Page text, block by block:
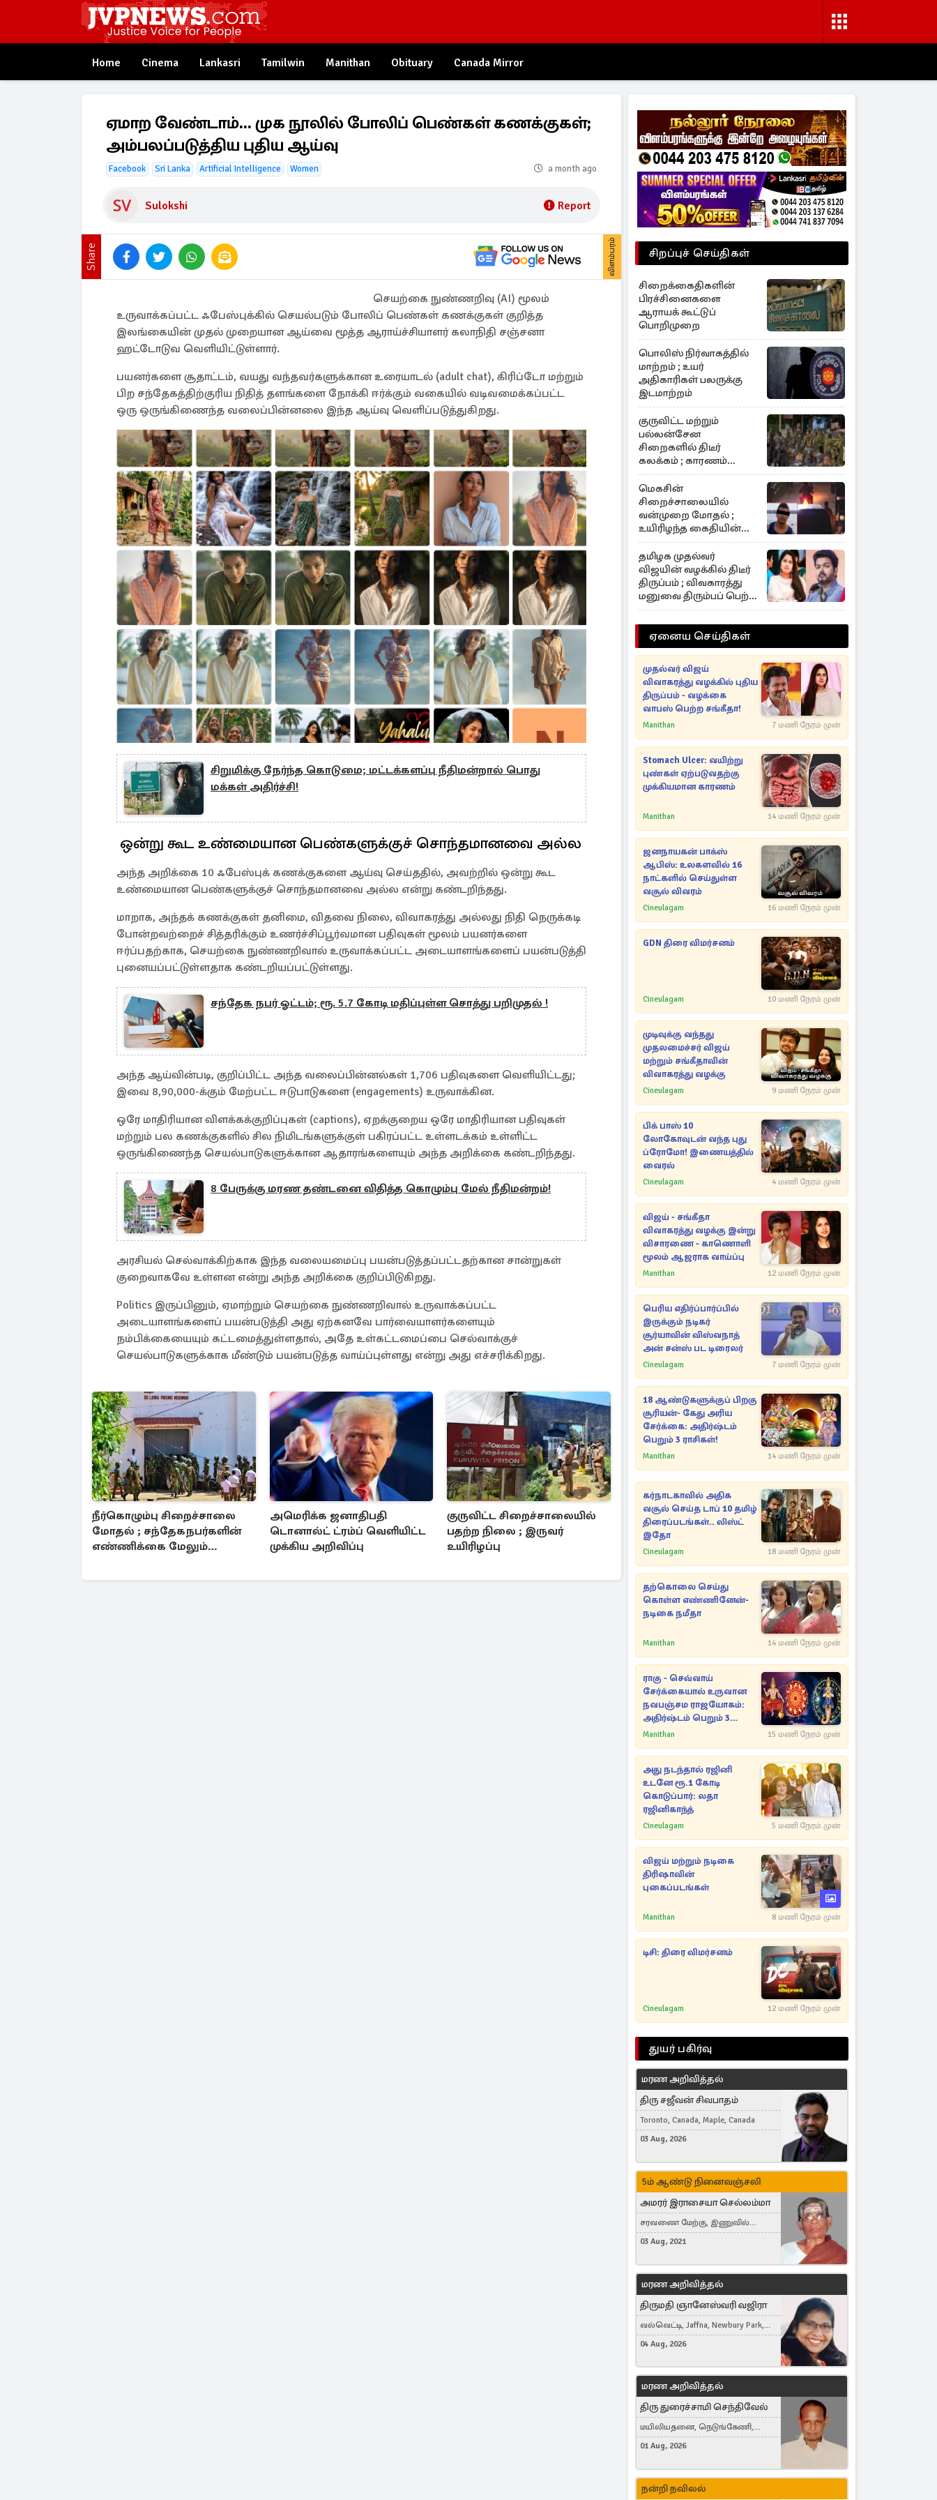
Home Cinema Lankasri Tamilwin Manithan Obituary Canada Mirror
ஏமாற வேண்டாம்... முக நூலில் போலிப் பெண்கள் கணக்குகள்;
அம்பலப்படுத்திய புதிய ஆய்வு
Facebook Sri Lanka Artificial Intelligence Women a month ago
Sulokshi Report
Share விளம்பரம்
செயற்கை நுண்ணறிவு (AI) மூலம்
உருவாக்கப்பட்ட ஃபேஸ்புக்கில் செயல்படும் போலிப் பெண்கள் கணக்குகள் குறித்த
இலங்கையின் முதல் முறையான ஆய்வை மூத்த ஆராய்ச்சியாளர் கலாநிதி சஞ்சனா
ஹட்டோடுவ வெளியிட்டுள்ளார்.
பயனர்களை சூதாட்டம், வயது வந்தவர்களுக்கான உரையாடல் (adult chat), கிரிப்டோ மற்றும்
பிற சந்தேகத்திற்குரிய நிதித் தளங்களை நோக்கி ஈர்க்கும் வகையில் வடிவமைக்கப்பட்ட
ஒரு ஒருங்கிணைந்த வலைப்பின்னலை இந்த ஆய்வு வெளிப்படுத்துகிறது.
சிறுமிக்கு நேர்ந்த கொடுமை; மட்டக்களப்பு நீதிமன்றால் பொது
மக்கள் அதிர்ச்சி!
ஒன்று கூட உண்மையான பெண்களுக்குச் சொந்தமானவை அல்ல
அந்த அறிக்கை 10 ஃபேஸ்புக் கணக்குகளை ஆய்வு செய்ததில், அவற்றில் ஒன்று கூட
உண்மையான பெண்களுக்குச் சொந்தமானவை அல்ல என்று கண்டறிந்தது.
மாறாக, அந்தக் கணக்குகள் தனிமை, விதவை நிலை, விவாகரத்து அல்லது நிதி நெருக்கடி
போன்றவற்றைச் சித்தரிக்கும் உணர்ச்சிப்பூர்வமான பதிவுகள் மூலம் பயனர்களை
ஈர்ப்பதற்காக, செயற்கை நுண்ணறிவால் உருவாக்கப்பட்ட அடையாளங்களைப் பயன்படுத்தி
புனையப்பட்டுள்ளதாக கண்டறியப்பட்டுள்ளது.
சந்தேக நபர் ஓட்டம்; ரூ. 5.7 கோடி மதிப்புள்ள சொத்து பறிமுதல் !
அந்த ஆய்வின்படி, குறிப்பிட்ட அந்த வலைப்பின்னல்கள் 1,706 பதிவுகளை வெளியிட்டது;
இவை 8,90,000-க்கும் மேற்பட்ட ஈடுபாடுகளை (engagements) உருவாக்கின.
ஒரே மாதிரியான விளக்கக்குறிப்புகள் (captions), ஏறக்குறைய ஒரே மாதிரியான பதிவுகள்
மற்றும் பல கணக்குகளில் சில நிமிடங்களுக்குள் பகிரப்பட்ட உள்ளடக்கம் உள்ளிட்ட
ஒருங்கிணைந்த செயல்பாடுகளுக்கான ஆதாரங்களையும் அந்த அறிக்கை கண்டறிந்தது.
8 பேருக்கு மரண தண்டனை விதித்த கொழும்பு மேல் நீதிமன்றம்!
அரசியல் செல்வாக்கிற்காக இந்த வலையமைப்பு பயன்படுத்தப்பட்டதற்கான சான்றுகள்
குறைவாகவே உள்ளன என்று அந்த அறிக்கை குறிப்பிடுகிறது.
Politics இருப்பினும், ஏமாற்றும் செயற்கை நுண்ணறிவால் உருவாக்கப்பட்ட
அடையாளங்களைப் பயன்படுத்தி அது ஏற்கனவே பார்வையாளர்களையும்
நம்பிக்கையையும் கட்டமைத்துள்ளதால், அதே உள்கட்டமைப்பை செல்வாக்குச்
செயல்பாடுகளுக்காக மீண்டும் பயன்படுத்த வாய்ப்புள்ளது என்று அது எச்சரிக்கிறது.
நீர்கொழும்பு சிறைச்சாலை
மோதல் ; சந்தேகநபர்களின்
எண்ணிக்கை மேலும்
அமெரிக்க ஜனாதிபதி
டொனால்ட் ட்ரம்ப் வெளியிட்ட
முக்கிய அறிவிப்பு
குருவிட்ட சிறைச்சாலையில்
பதற்ற நிலை ; இருவர்
உயிரிழப்பு
சிறப்புச் செய்திகள்
சிறைக்கைதிகளின்
பிரச்சினைகளை
ஆராயக் கூட்டுப்
பொறிமுறை
பொலிஸ் நிர்வாகத்தில்
மாற்றம் ; உயர்
அதிகாரிகள் பலருக்கு
இடமாற்றம்
குருவிட்ட மற்றும்
பல்லன்சேன
சிறைகளில் திடீர்
கலக்கம் ; காரணம்
குறித்து தீவிர
விசாரணை
மெகசின்
சிறைச்சாலையில்
வன்முறை மோதல் ;
உயிரிழந்த கைதியின்
பின்னணி
தமிழக முதல்வர்
விஜயின் வழக்கில் திடீர்
திருப்பம் ; விவகாரத்து
மனுவை திரும்பப் பெற்ற
சங்கீதா
ஏனைய செய்திகள்
முதல்வர் விஜய்
விவாகரத்து வழக்கில் புதிய
திருப்பம் - வழக்கை
வாபஸ் பெற்ற சங்கீதா!
Manithan 7 மணி நேரம் முன்
Stomach Ulcer: வயிற்று
புண்கள் ஏற்படுவதற்கு
முக்கியமான காரணம்
Manithan 14 மணி நேரம் முன்
ஜனநாயகன் பாக்ஸ்
ஆபிஸ்: உலகளவில் 16
நாட்களில் செய்துள்ள
வசூல் விவரம்
Cineulagam 16 மணி நேரம் முன்
GDN திரை விமர்சனம்
Cineulagam 10 மணி நேரம் முன்
முடிவுக்கு வந்தது
முதலமைச்சர் விஜய்
மற்றும் சங்கீதாவின்
விவாகரத்து வழக்கு
Cineulagam 9 மணி நேரம் முன்
பிக் பாஸ் 10
லோகோவுடன் வந்த புது
ப்ரோமோ! இணையத்தில்
வைரல்
Cineulagam 4 மணி நேரம் முன்
விஜய் - சங்கீதா
விவாகரத்து வழக்கு இன்று
விசாரணை - காணொளி
மூலம் ஆஜராக வாய்ப்பு
Manithan 12 மணி நேரம் முன்
பெரிய எதிர்ப்பார்ப்பில்
இருக்கும் நடிகர்
சூர்யாவின் விஸ்வநாத்
அன் சன்ஸ் பட டிரைலர்
Cineulagam 7 மணி நேரம் முன்
18 ஆண்டுகளுக்குப் பிறகு
சூரியன்- கேது அரிய
சேர்க்கை: அதிர்ஷ்டம்
பெறும் 3 ராசிகள்!
Manithan 14 மணி நேரம் முன்
கர்நாடகாவில் அதிக
வசூல் செய்த டாப் 10 தமிழ்
திரைப்படங்கள்.. லிஸ்ட்
இதோ
Cineulagam 18 மணி நேரம் முன்
தற்கொலை செய்து
கொள்ள எண்ணினேன்-
நடிகை நமீதா
Manithan 14 மணி நேரம் முன்
ராகு - செவ்வாய்
சேர்க்கையால் உருவான
நவபஞ்சம ராஜயோகம்:
அதிர்ஷ்டம் பெறும் 3
ராசிகள்!
Manithan 15 மணி நேரம் முன்
அது நடந்தால் ரஜினி
உடனே ரூ.1 கோடி
கொடுப்பார்: லதா
ரஜினிகாந்த்
Cineulagam 5 மணி நேரம் முன்
விஜய் மற்றும் நடிகை
திரிஷாவின்
புகைப்படங்கள்
Manithan 8 மணி நேரம் முன்
டிசி: திரை விமர்சனம்
Cineulagam 12 மணி நேரம் முன்
துயர் பகிர்வு
மரண அறிவித்தல்
திரு சஜீவன் சிவபாதம்
Toronto, Canada, Maple, Canada
03 Aug, 2026
5ம் ஆண்டு நினைவஞ்சலி
அமரர் இராசையா செல்லம்மா
சரவணை மேற்கு, இணுவில்
கிழக்கு
03 Aug, 2021
மரண அறிவித்தல்
திருமதி ஞானேஸ்வரி வஜிரா
வல்வெட்டி, Jaffna, Newbury Park,
United Kingdom
04 Aug, 2026
மரண அறிவித்தல்
திரு துரைச்சாமி செந்திவேல்
மயிலியதனை, நெடுங்கேணி,
கம்பர்மலை
01 Aug, 2026
நன்றி நவிலல்